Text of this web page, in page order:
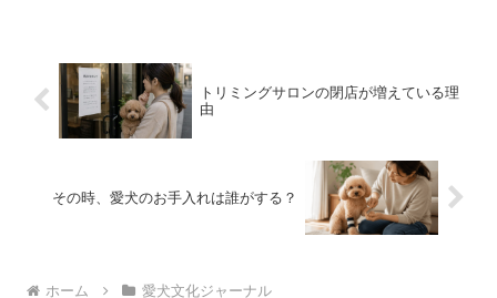
トリミングサロンの閉店が増えている理
由
その時、愛犬のお手入れは誰がする？
ホーム 愛犬文化ジャーナル